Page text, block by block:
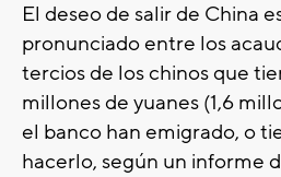
El deseo de salir de China
pronunciado entre los
tercios de los chinos que
millones de yuanes (1,6
el banco han emigrado, o
hacerlo, según un informe